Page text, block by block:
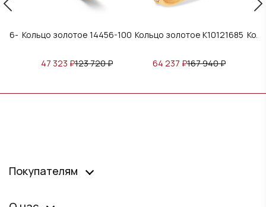
Кольцо золотое 14456-100
47 323 ₽123 720₽
Кольцо золотое К10121685
64 237 ₽167 940₽
Покупателям